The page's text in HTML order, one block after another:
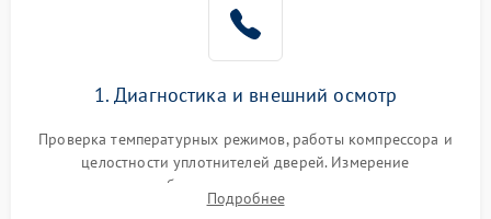
работе
2000 ₽ Подробнее →
1000 ₽
1. Диагностика и внешний осмотр
Проверка температурных режимов, работы компрессора и
целостности уплотнителей дверей. Измерение
сопротивления обмоток мотора, проверка термостата и
считывание кодов ошибок с электронного дисплея.
Подробнее